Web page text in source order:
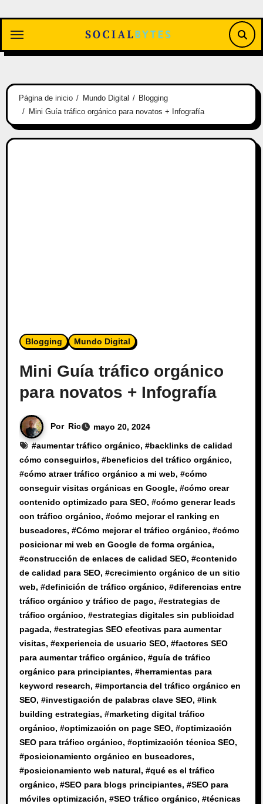
contenido
Página de inicio Mundo Digital
Blogging
Mini Guía tráfico orgánico para novatos + Infografía
Blogging Mundo Digital
Mini Guía tráfico orgánico
para novatos + Infografía
Por Ric
mayo 20, 2024
#aumentar tráfico orgánico, #backlinks de calidad
cómo conseguirlos, #beneficios del tráfico orgánico,
#cómo atraer tráfico orgánico a mi web, #cómo
conseguir visitas orgánicas en Google, #cómo crear
contenido optimizado para SEO, #cómo generar leads
con tráfico orgánico, #cómo mejorar el ranking en
buscadores, #Cómo mejorar el tráfico orgánico, #cómo
posicionar mi web en Google de forma orgánica,
#construcción de enlaces de calidad SEO, #contenido
de calidad para SEO, #crecimiento orgánico de un sitio
web, #definición de tráfico orgánico, #diferencias entre
tráfico orgánico y tráfico de pago, #estrategias de
tráfico orgánico, #estrategias digitales sin publicidad
pagada, #estrategias SEO efectivas para aumentar
visitas, #experiencia de usuario SEO, #factores SEO
para aumentar tráfico orgánico, #guía de tráfico
orgánico para principiantes, #herramientas para
keyword research, #importancia del tráfico orgánico en
SEO, #investigación de palabras clave SEO, #link
building estrategias, #marketing digital tráfico
orgánico, #optimización on page SEO, #optimización
SEO para tráfico orgánico, #optimización técnica SEO,
#posicionamiento orgánico en buscadores,
#posicionamiento web natural, #qué es el tráfico
orgánico, #SEO para blogs principiantes, #SEO para
móviles optimización, #SEO tráfico orgánico, #técnicas